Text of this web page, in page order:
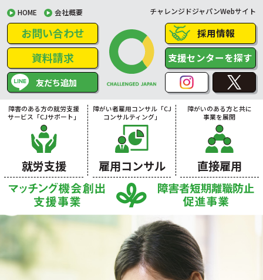
HOME 会社概要 チャレンジドジャパンWebサイト
お問い合わせ
資料請求
友だち追加
採用情報
支援センターを探す
障害のある方の就労支援
サービス「CJサポート」
就労支援
障がい者雇用コンサル「CJ
コンサルティング」
雇用コンサル
障がいのある方と共に
事業を展開
直接雇用